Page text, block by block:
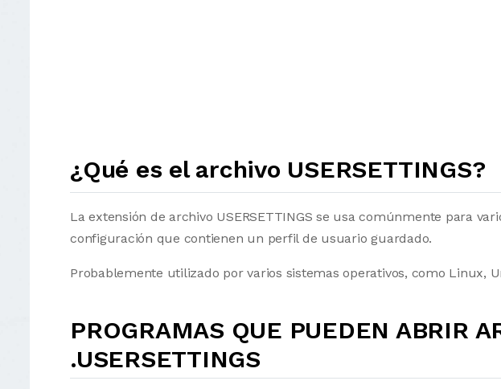
¿Qué es el archivo USERSETTINGS?
La extensión de archivo USERSETTINGS se usa comúnmente para
configuración que contienen un perfil de usuario guardado.
Probablemente utilizado por varios sistemas operativos, como Linux,
PROGRAMAS QUE PUEDEN ABRIR
.USERSETTINGS